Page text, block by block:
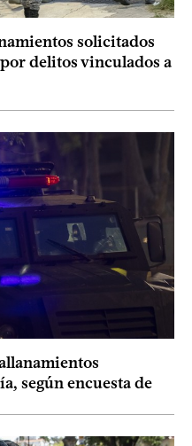
solicitados
delitos vinculados a
según encuesta de